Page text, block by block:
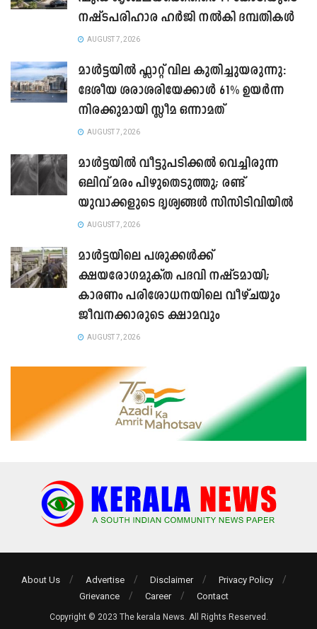
നഷ്ടപരിഹാര ഹർജി നൽകി ദമ്പതികൾ
AUGUST 7, 2026
മാൾട്ടയിൽ ഫ്ലാറ്റ് വില കുതിച്ചുയരുന്നു:
ദേശീയ ശരാശരിയേക്കാൾ 61% ഉയർന്ന
നിരക്കുമായി സ്ലീമ ഒന്നാമത്
AUGUST 7, 2026
മാൾട്ടയിൽ വീട്ടുപടിക്കൽ വെച്ചിരുന്ന
ഒലിവ് മരം പിഴുതെടുത്തു; രണ്ട്
യുവാക്കളുടെ ദൃശ്യങ്ങൾ സിസിടിവിയിൽ
AUGUST 7, 2026
മാൾട്ടയിലെ പശുക്കൾക്ക്
ക്ഷയരോഗമുക്ത പദവി നഷ്ടമായി;
കാരണം പരിശോധനയിലെ വീഴ്ചയും
ജീവനക്കാരുടെ ക്ഷാമവും
AUGUST 7, 2026
About Us Advertise Disclaimer
Privacy Policy
Grievance
Career Contact
Copyright © 2023 The kerala News. All Rights Reserved.